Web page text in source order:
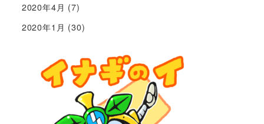
2020年4月 (7)
2020年1月 (30)